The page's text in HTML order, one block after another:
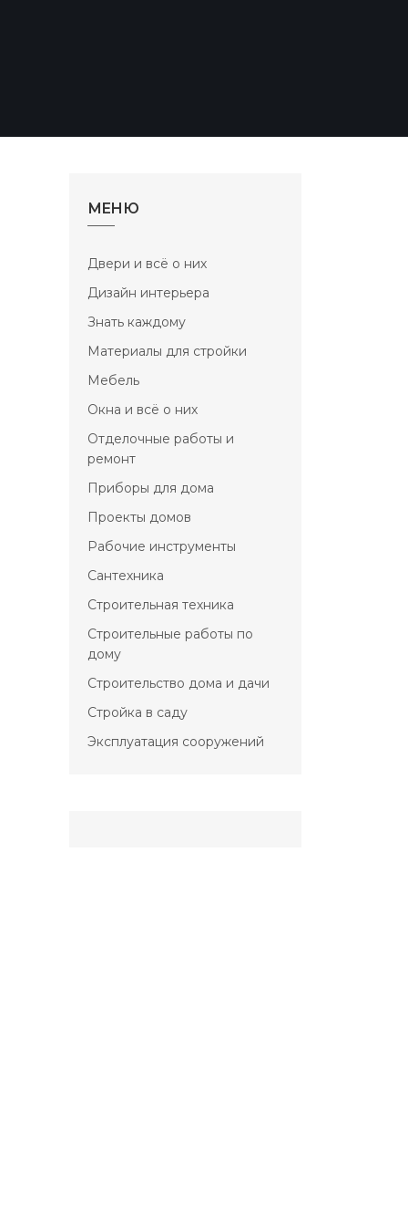
МЕНЮ
Двери и всё о них
Дизайн интерьера
Знать каждому
Материалы для стройки
Мебель
Окна и всё о них
Отделочные работы и
ремонт
Приборы для дома
Проекты домов
Рабочие инструменты
Сантехника
Строительная техника
Строительные работы по
дому
Строительство дома и дачи
Стройка в саду
Эксплуатация сооружений